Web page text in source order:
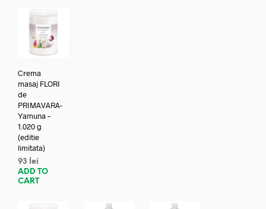
Crema
masaj FLORI
de
PRIMAVARA-
Yamuna –
1.020 g
(editie
limitata)
93
lei
ADD TO
CART